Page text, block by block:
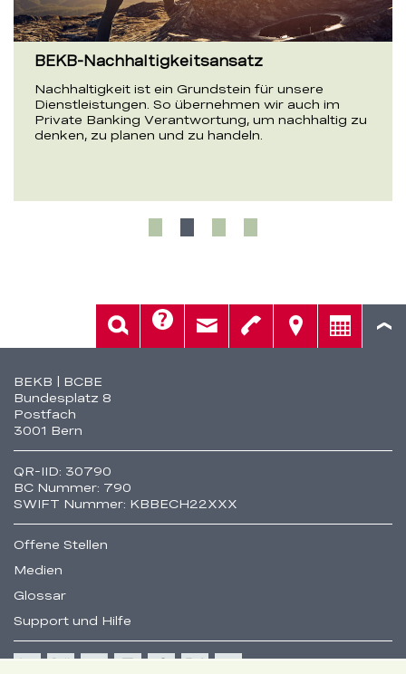
BEKB-Nachhaltigkeitsansatz
Nachhaltigkeit ist ein Grundstein für unsere
Dienstleistungen. So übernehmen wir auch im
Private Banking Verantwortung, um nachhaltig zu
denken, zu planen und zu handeln.
Fusszeile
BEKB | BCBE
Bundesplatz 8
Postfach
3001 Bern
QR-IID: 30790
BC Nummer: 790
SWIFT Nummer: KBBECH22XXX
Offene Stellen
Medien
Glossar
Support und Hilfe